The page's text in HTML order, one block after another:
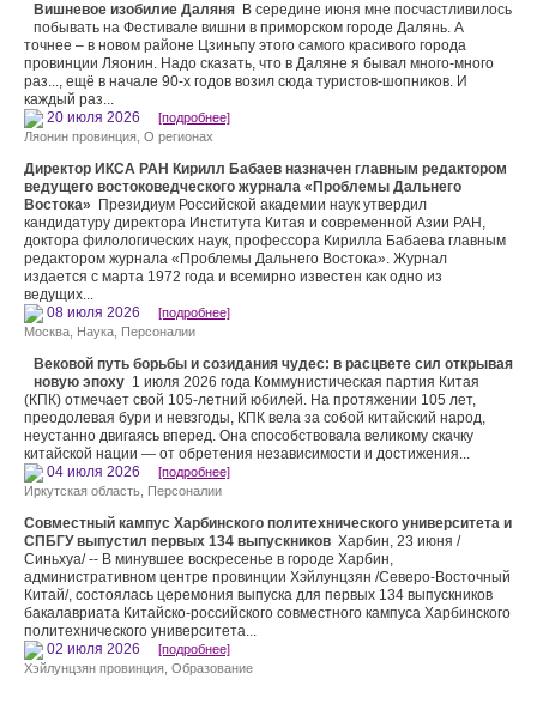
Вишневое изобилие Даляня В середине июня мне посчастливилось
побывать на Фестивале вишни в приморском городе Далянь. А
точнее – в новом районе Цзиньпу этого самого красивого города
провинции Ляонин. Надо сказать, что в Даляне я бывал много-много
раз..., ещё в начале 90-х годов возил сюда туристов-шопников. И
каждый раз...
20 июля 2026
[подробнее]
Ляонин провинция О регионах
Директор ИКСА РАН Кирилл Бабаев назначен главным редактором
ведущего востоковедческого журнала «Проблемы Дальнего
Востока» Президиум Российской академии наук утвердил
кандидатуру директора Института Китая и современной Азии РАН,
доктора филологических наук, профессора Кирилла Бабаева главным
редактором журнала «Проблемы Дальнего Востока». Журнал
издается с марта 1972 года и всемирно известен как одно из
ведущих...
08 июля 2026
[подробнее]
Москва Наука Персоналии
Вековой путь борьбы и созидания чудес: в расцвете сил открывая
новую эпоху 1 июля 2026 года Коммунистическая партия Китая
(КПК) отмечает свой 105-летний юбилей. На протяжении 105 лет,
преодолевая бури и невзгоды, КПК вела за собой китайский народ,
неустанно двигаясь вперед. Она способствовала великому скачку
китайской нации — от обретения независимости и достижения...
04 июля 2026
[подробнее]
Иркутская область Персоналии
Совместный кампус Харбинского политехнического университета и
СПБГУ выпустил первых 134 выпускников Харбин, 23 июня /
Синьхуа/ -- В минувшее воскресенье в городе Харбин,
административном центре провинции Хэйлунцзян /Северо-Восточный
Китай/, состоялась церемония выпуска для первых 134 выпускников
бакалавриата Китайско-российского совместного кампуса Харбинского
политехнического университета...
02 июля 2026
[подробнее]
Хэйлунцзян провинция Образование